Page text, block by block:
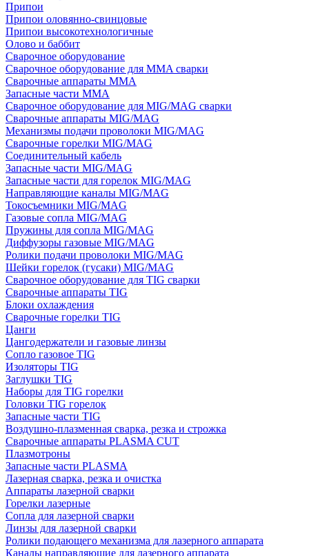
Припои
Припои оловянно-свинцовые
Припои высокотехнологичные
Олово и баббит
Сварочное оборудование
Сварочное оборудование для MMA сварки
Сварочные аппараты MMA
Запасные части MMA
Сварочное оборудование для MIG/MAG сварки
Сварочные аппараты MIG/MAG
Механизмы подачи проволоки MIG/MAG
Сварочные горелки MIG/MAG
Соединительный кабель
Запасные части MIG/MAG
Запасные части для горелок MIG/MAG
Направляющие каналы MIG/MAG
Токосъемники MIG/MAG
Газовые сопла MIG/MAG
Пружины для сопла MIG/MAG
Диффузоры газовые MIG/MAG
Ролики подачи проволоки MIG/MAG
Шейки горелок (гусаки) MIG/MAG
Сварочное оборудование для TIG сварки
Сварочные аппараты TIG
Блоки охлаждения
Сварочные горелки TIG
Цанги
Цангодержатели и газовые линзы
Сопло газовое TIG
Изоляторы TIG
Заглушки TIG
Наборы для TIG горелки
Головки TIG горелок
Запасные части TIG
Воздушно-плазменная сварка, резка и строжка
Сварочные аппараты PLASMA CUT
Плазмотроны
Запасные части PLASMA
Лазерная сварка, резка и очистка
Аппараты лазерной сварки
Горелки лазерные
Сопла для лазерной сварки
Линзы для лазерной сварки
Ролики подающего механизма для лазерного аппарата
Каналы направляющие для лазерного аппарата